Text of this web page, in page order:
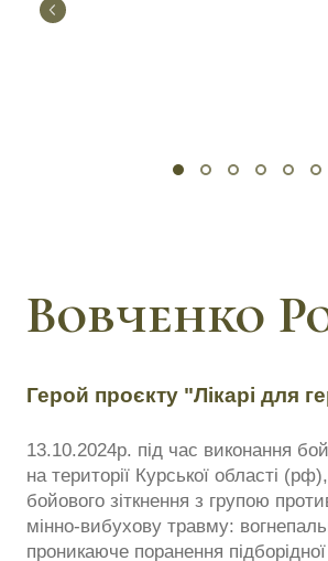
Вовченко
Герой проєкту "Лікарі для
13.10.2024р. під час виконання
на території Курської області
бойового зіткнення з групою
мінно-вибухову травму:
проникаюче поранення